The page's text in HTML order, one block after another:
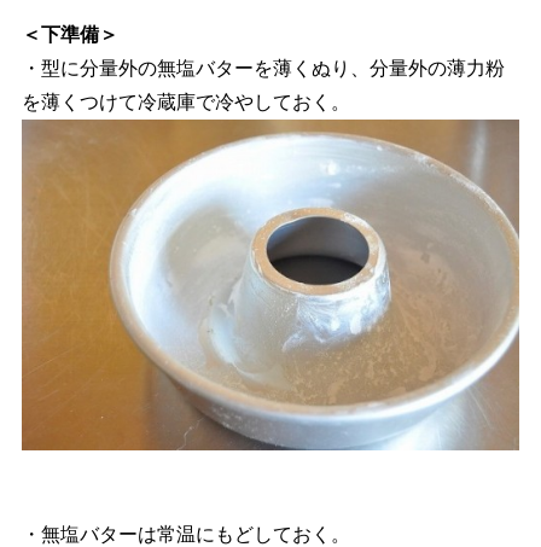
＜下準備＞
・型に分量外の無塩バターを薄くぬり、分量外の薄力粉
を薄くつけて冷蔵庫で冷やしておく。
・無塩バターは常温にもどしておく。